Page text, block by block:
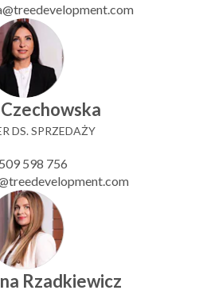
DS. SPRZEDAŻY
598 756
Rzadkiewicz